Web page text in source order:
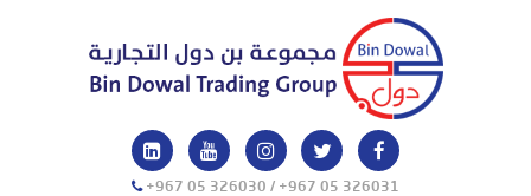
+967 05 326030 / +967 05 326031